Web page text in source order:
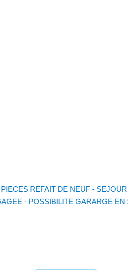
REFAIT DE NEUF -
- POSSIBILITE GARARGE EN